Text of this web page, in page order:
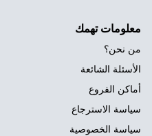
معلومات تهمك
من نحن؟
الأسئلة الشائعة
أماكن الفروع
سياسة الاسترجاع
سياسة الخصوصية